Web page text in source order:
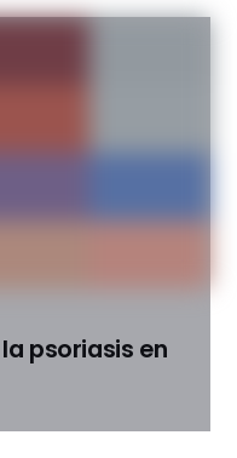
psoriasis en